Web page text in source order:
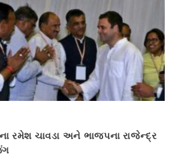
રમેશ ચાવડા અને ભાજપના રાજેન્દ્ર